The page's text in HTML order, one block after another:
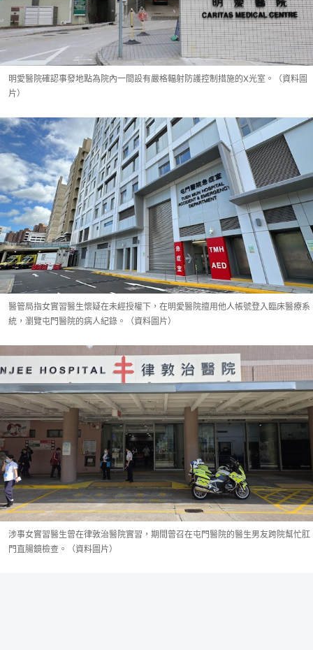
明愛醫院確認事發地點為院內一間設有嚴格輻射防護控制措施的X光室。（資料圖
片）
醫管局指女實習醫生懷疑在未經授權下，在明愛醫院擅用他人帳號登入臨床醫療系
統，瀏覽屯門醫院的病人紀錄。（資料圖片）
涉事女實習醫生曾在律敦治醫院實習，期間曾召在屯門醫院的醫生男友跨院幫忙肛
門直腸鏡檢查。（資料圖片）